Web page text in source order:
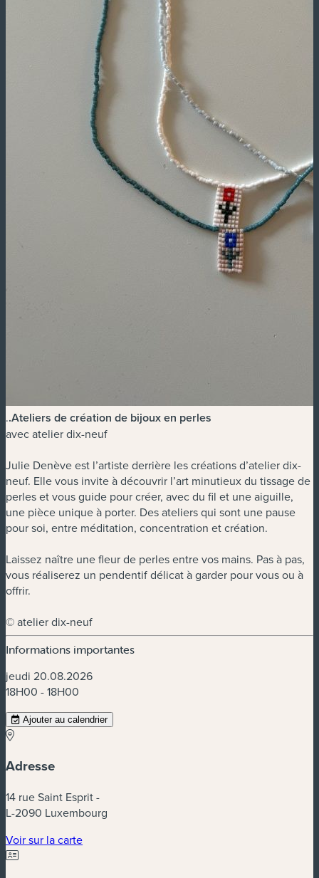
..Ateliers de création de bijoux en perles
avec atelier dix-neuf
Julie Denève est l’artiste derrière les créations d’atelier dix-
neuf. Elle vous invite à découvrir l’art minutieux du tissage de
perles et vous guide pour créer, avec du fil et une aiguille,
une pièce unique à porter. Des ateliers qui sont une pause
pour soi, entre méditation, concentration et création.
Laissez naître une fleur de perles entre vos mains. Pas à pas,
vous réaliserez un pendentif délicat à garder pour vous ou à
offrir.
© atelier dix-neuf
Informations importantes
jeudi 20.08.2026
18H00 - 18H00
Ajouter au calendrier
Adresse
14 rue Saint Esprit -
L-2090 Luxembourg
Voir sur la carte(nouvelle fenêtre)